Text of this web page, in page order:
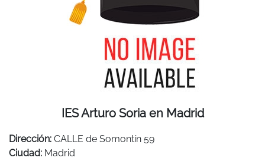
IES Arturo Soria en Madrid
Dirección: CALLE de Somontín 59
Ciudad: Madrid